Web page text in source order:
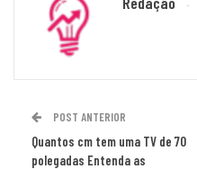
POST ANTERIOR
Quantos cm tem uma TV de 70
polegadas Entenda as